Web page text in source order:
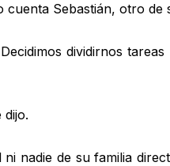
cuenta Sebastián, otro de
dividirnos
nadie de su familia